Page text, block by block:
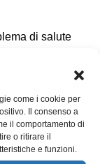
come i cookie per
Il consenso a
il comportamento di
o ritirare il
e funzioni.
di salute
dolori alla
di grande
di singoli
delle